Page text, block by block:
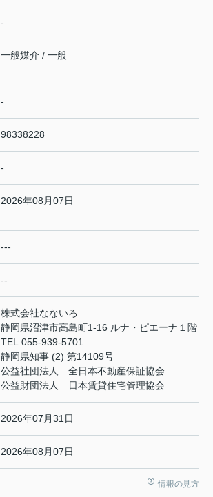
-
一般媒介 / 一般
-
98338228
-
2026年08月07日
---
--
株式会社なないろ
静岡県沼津市高島町1-16 ルナ・ピエーナ１階
TEL:055-939-5701
静岡県知事 (2) 第14109号
公益社団法人 全日本不動産保証協会
公益財団法人 日本賃貸住宅管理協会
2026年07月31日
2026年08月07日
情報の見方